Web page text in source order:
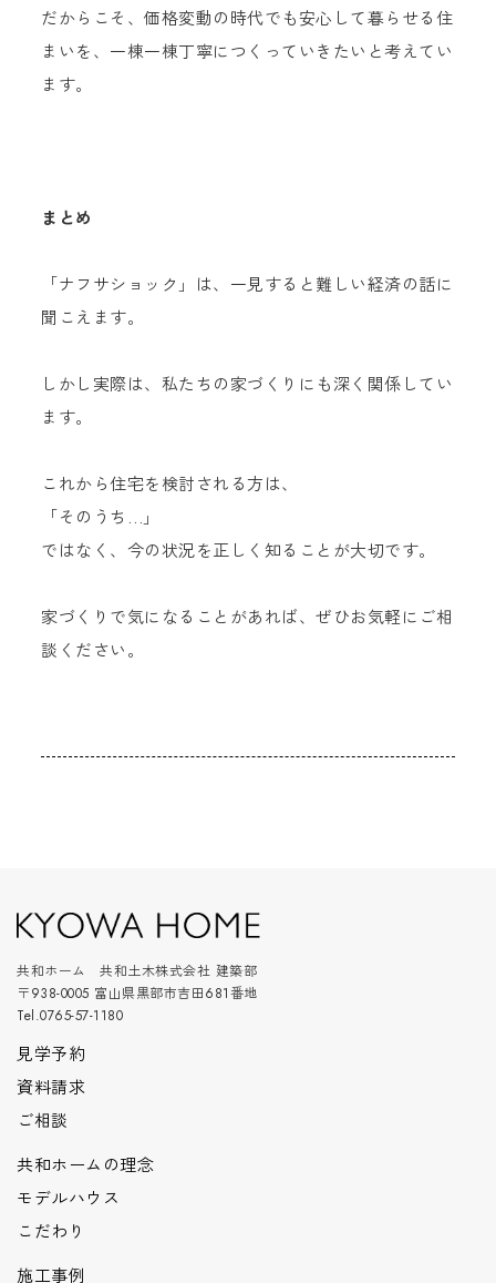
だからこそ、価格変動の時代でも安心して暮らせる住
まいを、一棟一棟丁寧につくっていきたいと考えてい
ます。
まとめ
「ナフサショック」は、一見すると難しい経済の話に
聞こえます。
しかし実際は、私たちの家づくりにも深く関係してい
ます。
これから住宅を検討される方は、
「そのうち…」
ではなく、今の状況を正しく知ることが大切です。
家づくりで気になることがあれば、ぜひお気軽にご相
談ください。
共和ホーム 共和土木株式会社 建築部
〒938-0005 富山県黒部市吉田681番地
Tel.0765-57-1180
見学予約
資料請求
ご相談
共和ホームの理念
モデルハウス
こだわり
施工事例